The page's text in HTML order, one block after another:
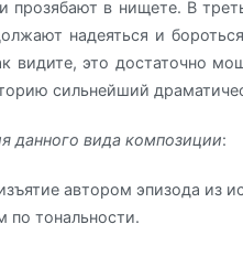
прозябают в нищете. В
надеяться и
видите, это достаточно
сильнейший
данного вида композиции:
автором эпизода из
по тональности.